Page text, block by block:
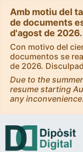
Amb motiu del
de documents
d'agost de
Con motivo del
documentos se
de 2026.
Due to the
resume starting
any inconvenience.